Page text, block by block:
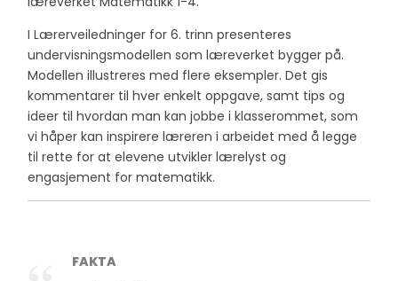
I Lærerveiledninger for 6. trinn presenteres
undervisningsmodellen som læreverket bygger på.
Modellen illustreres med flere eksempler. Det gis
kommentarer til hver enkelt oppgave, samt tips og
ideer til hvordan man kan jobbe i klasserommet, som
vi håper kan inspirere læreren i arbeidet med å legge
til rette for at elevene utvikler lærelyst og
engasjement for matematikk.
FAKTA